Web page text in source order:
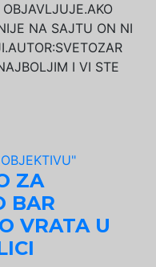
NA SAJTU ON NI
I VI STE
ZA
BAR
VRATA U